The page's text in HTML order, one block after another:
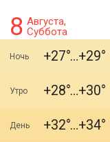
8 Августа,
Суббота
Ночь +27 +29
Утро +28 +30
День +32 +34